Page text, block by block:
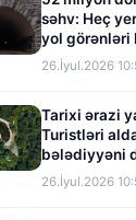
səhv: Heç
yol görənləri
26.İyul.2026
Tarixi ərazi
Turistləri
bələdiyyəni
26.İyul.2026